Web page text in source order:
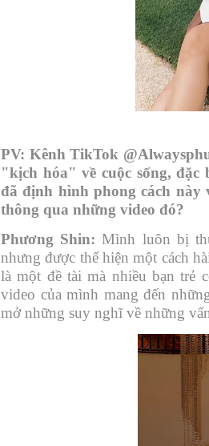
PV: Kênh TikTok
"kịch hóa" về cuộc sống, đặc
đã định hình phong cách này
thông qua những video đó?
Phương Shin: Mình luôn bị
nhưng được thể hiện một cách
là một đề tài mà nhiều bạn trẻ
video của mình mang đến
mở những suy nghĩ về những